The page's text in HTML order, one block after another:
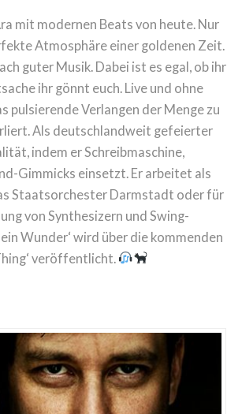
mit modernen Beats von heute. Nur
Atmosphäre einer goldenen Zeit.
guter Musik. Dabei ist es egal, ob ihr
ihr gönnt euch. Live und ohne
pulsierende Verlangen der Menge zu
Als deutschlandweit gefeierter
indem er Schreibmaschine,
Gimmicks einsetzt. Er arbeitet als
Staatsorchester Darmstadt oder für
von Synthesizern und Swing-
Wunder‘ wird über die kommenden
veröffentlicht.